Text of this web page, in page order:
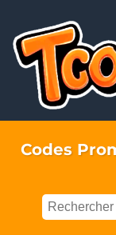
Codes